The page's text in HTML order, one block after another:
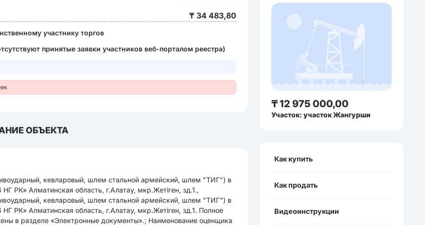
₸ 34 483,80
участнику торгов
принятые заявки участников веб-порталом реестра)
ОБЪЕКТА
кевларовый, шлем стальной армейский, шлем "ТИГ") в
РК» Алматинская область, г.Алатау, мкр.Жетіген, зд.1.,
кевларовый, шлем стальной армейский, шлем "ТИГ") в
РК» Алматинская область, г.Алатау, мкр.Жетіген, зд.1. Полное
в разделе «Электронные документы».; Наименование оценщика
₸ 12 975 000,00
Участок: участок Жангурши
Как купить
Как продать
Видеоинструкции